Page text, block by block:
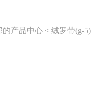
产品中心 < 绒罗带(g-5)